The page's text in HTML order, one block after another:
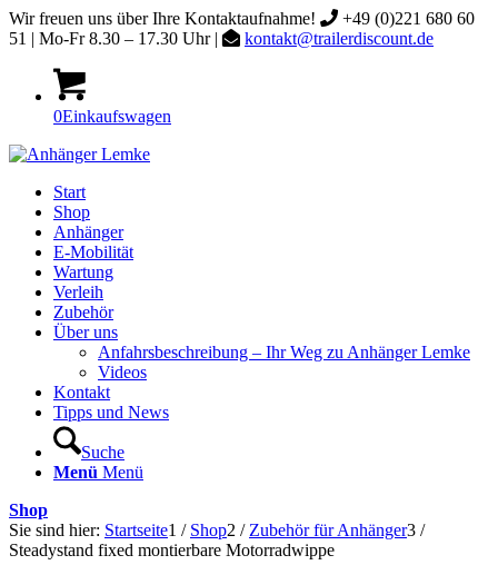
Wir freuen uns über Ihre Kontaktaufnahme!
+49 (0)221 680 60
51 | Mo-Fr 8.30 – 17.30 Uhr |
kontakt@trailerdiscount.de
0Einkaufswagen
Start
Shop
Anhänger
E-Mobilität
Wartung
Verleih
Zubehör
Über uns
Anfahrsbeschreibung – Ihr Weg zu Anhänger Lemke
Videos
Kontakt
Tipps und News
Suche
Menü Menü
Shop
Sie sind hier: Startseite1 / Shop2 / Zubehör für Anhänger3 /
Steadystand fixed montierbare Motorradwippe